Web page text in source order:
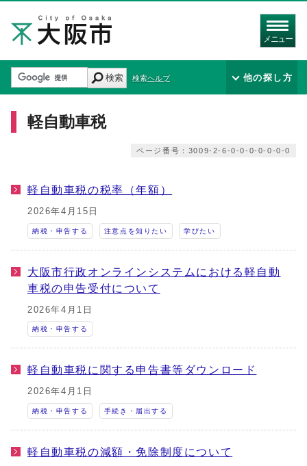
メニュー
検索 検索ヘルプ 他の探し方
軽自動車税
ページ番号：3009-2-6-0-0-0-0-0-0-0
軽自動車税の税率（年額）
2026年4月15日
納税・申告する 注意点を知りたい 学びたい
大阪市行政オンラインシステムにおける軽自動
車税の申告受付について
2026年4月1日
納税・申告する
軽自動車税に関する申告書等ダウンロード
2026年4月1日
納税・申告する 手続き・届出する
軽自動車税の減額・免除制度について